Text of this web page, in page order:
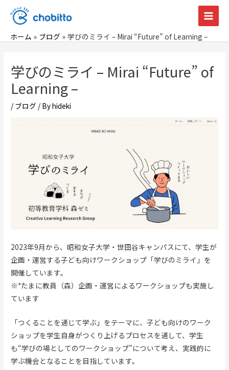
ス
Main
ホーム ブログ 学びのミライ – Mirai “Future” of Learning –
学びのミライ – Mirai “Future” of
Learning –
/ ブログ / Byhideki
2023年9月から、昭和女子大学・世田谷キャンパスにて、学生が
企画・運営する子ども向けワークショップ「学びのミライ」を
開催しています。
※*たまに教員（森）企画・運営によるワークショップも実施し
ています
「つくることを通じて学ぶ」をテーマに、子ども向けのワーク
ショップを学生自身がつくり上げるプロセスを通して、学生
も“学びの場としてのワークショップ”について考え、実践的に
学ぶ機会となることを目指しています。